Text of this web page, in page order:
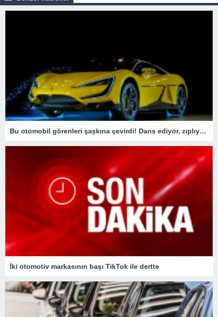
Bu otomobil görenleri şaşkına çevirdi! Dans ediyor, zıplıyor…
İki otomotiv markasının başı TikTok ile dertte